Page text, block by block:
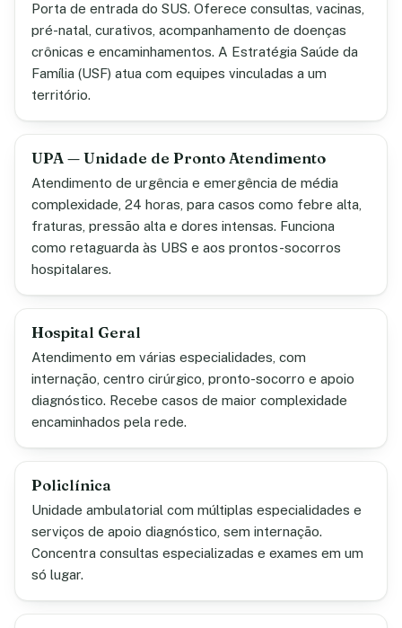
Porta de entrada do SUS. Oferece consultas, vacinas,
pré-natal, curativos, acompanhamento de doenças
crônicas e encaminhamentos. A Estratégia Saúde da
Família (USF) atua com equipes vinculadas a um
território.
UPA — Unidade de Pronto Atendimento
Atendimento de urgência e emergência de média
complexidade, 24 horas, para casos como febre alta,
fraturas, pressão alta e dores intensas. Funciona
como retaguarda às UBS e aos prontos-socorros
hospitalares.
Hospital Geral
Atendimento em várias especialidades, com
internação, centro cirúrgico, pronto-socorro e apoio
diagnóstico. Recebe casos de maior complexidade
encaminhados pela rede.
Policlínica
Unidade ambulatorial com múltiplas especialidades e
serviços de apoio diagnóstico, sem internação.
Concentra consultas especializadas e exames em um
só lugar.